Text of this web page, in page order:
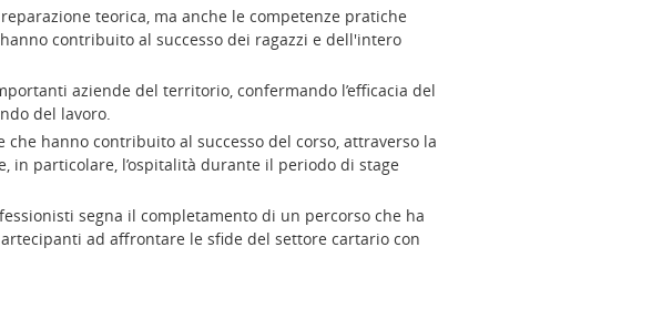
teorica, ma anche le competenze pratiche
contribuito al successo dei ragazzi e dell'intero
aziende del territorio, confermando l’efficacia del
del lavoro.
hanno contribuito al successo del corso, attraverso la
in particolare, l’ospitalità durante il periodo di stage
segna il completamento di un percorso che ha
ad affrontare le sfide del settore cartario con